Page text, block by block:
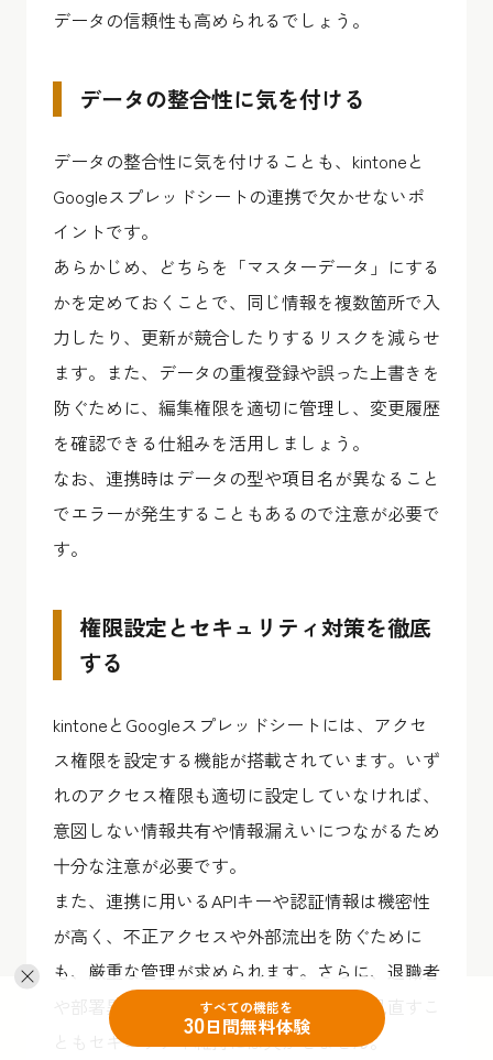
データの信頼性も高められるでしょう。
データの整合性に気を付ける
データの整合性に気を付けることも、kintoneと
Googleスプレッドシートの連携で欠かせないポ
イントです。
あらかじめ、どちらを「マスターデータ」にする
かを定めておくことで、同じ情報を複数箇所で入
力したり、更新が競合したりするリスクを減らせ
ます。また、データの重複登録や誤った上書きを
防ぐために、編集権限を適切に管理し、変更履歴
を確認できる仕組みを活用しましょう。
なお、連携時はデータの型や項目名が異なること
でエラーが発生することもあるので注意が必要で
す。
権限設定とセキュリティ対策を徹底
する
kintoneとGoogleスプレッドシートには、アクセ
ス権限を設定する機能が搭載されています。いず
れのアクセス権限も適切に設定していなければ、
意図しない情報共有や情報漏えいにつながるため
十分な注意が必要です。
また、連携に用いるAPIキーや認証情報は機密性
が高く、不正アクセスや外部流出を防ぐために
も、厳重な管理が求められます。さらに、退職者
や部署異動者のアクセス権限を定期的に見直すこ
ともセキュリティ維持には欠かせません。
すべての機能を
30日間無料体験